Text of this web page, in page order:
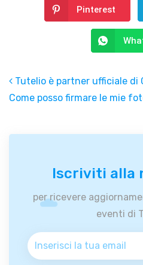
Pinterest
Post
Tutelio è partner ufficiale di
Come posso firmare le mie
Iscriviti alla
per ricevere
eventi di